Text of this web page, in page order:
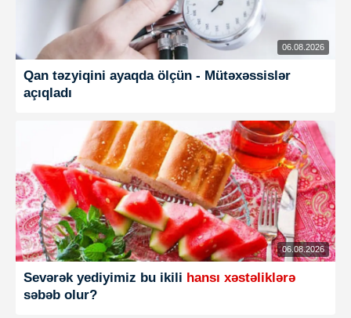
06.08.2026
Qan təzyiqini ayaqda ölçün - Mütəxəssislər
açıqladı
06.08.2026
Sevərək yediyimiz bu ikili hansı xəstəliklərə
səbəb olur?